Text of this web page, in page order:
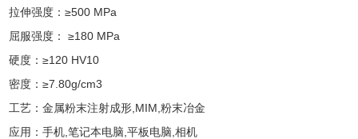
拉伸强度：≥500 MPa
屈服强度： ≥180 MPa
硬度：≥120 HV10
密度：≥7.80g/cm3
工艺：金属粉末注射成形,MIM,粉末冶金
应用：手机,笔记本电脑,平板电脑,相机